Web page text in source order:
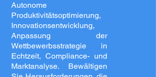
Autonome
Produktivitätsoptimierung,
Innovationsentwicklung,
Anpassung der
Wettbewerbsstrategie in
Echtzeit, Compliance- und
Marktanalyse. Bewältigen